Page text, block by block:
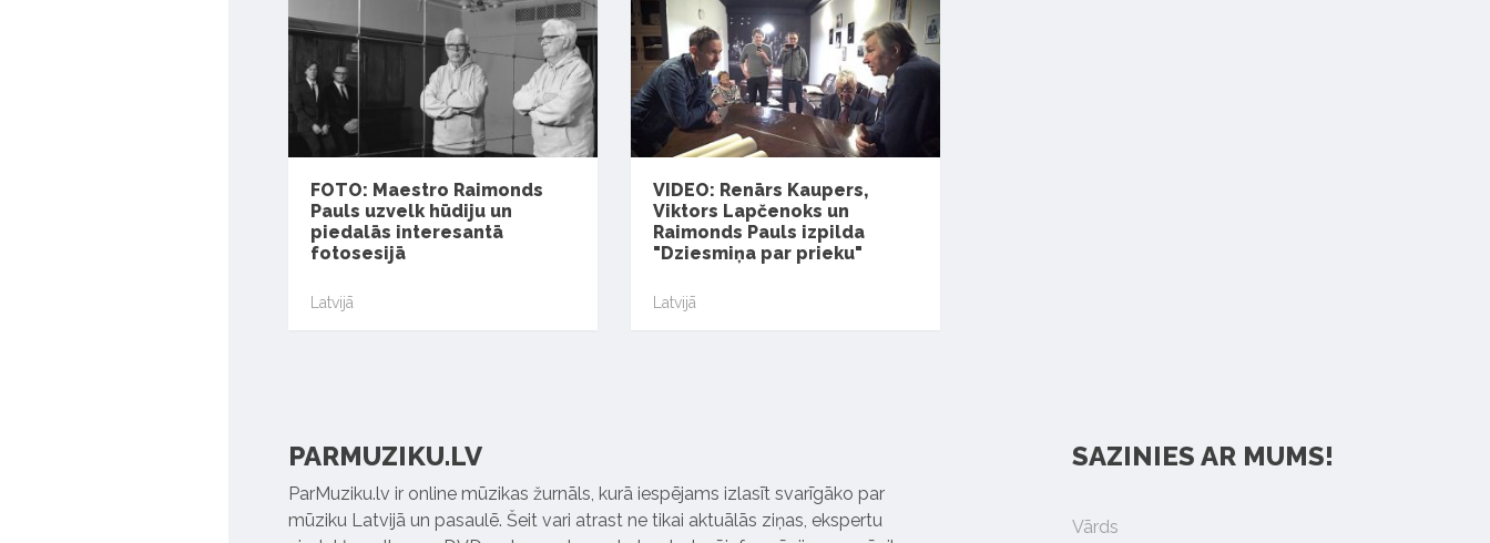
FOTO: Maestro Raimonds
Pauls uzvelk hūdiju un
piedalās interesantā
fotosesijā
Latvijā
VIDEO: Renārs Kaupers,
Viktors Lapčenoks un
Raimonds Pauls izpilda
"Dziesmiņa par prieku"
Latvijā
PARMUZIKU.LV
ParMuziku.lv ir online mūzikas žurnāls, kurā iespējams izlasīt svarīgāko par
mūziku Latvijā un pasaulē. Šeit vari atrast ne tikai aktuālās ziņas, ekspertu
SAZINIES AR MUMS!
Vārds